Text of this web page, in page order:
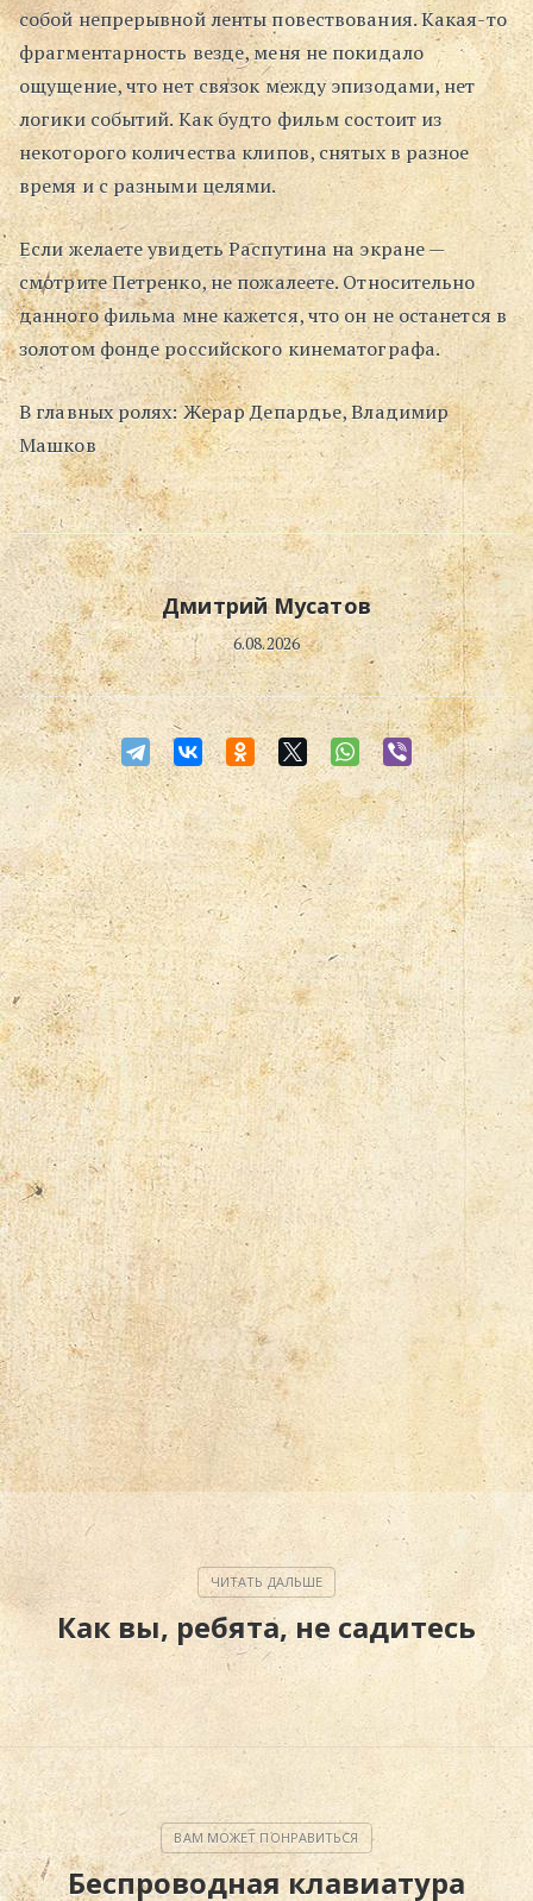
собой непрерывной ленты повествования. Какая-то
фрагментарность везде, меня не покидало
ощущение, что нет связок между эпизодами, нет
логики событий. Как будто фильм состоит из
некоторого количества клипов, снятых в разное
время и с разными целями.
Если желаете увидеть Распутина на экране —
смотрите Петренко, не пожалеете. Относительно
данного фильма мне кажется, что он не останется в
золотом фонде российского кинематографа.
В главных ролях: Жерар Депардье, Владимир
Машков
Дмитрий Мусатов
6.08.2026
Как вы, ребята, не садитесь
Беспроводная клавиатура